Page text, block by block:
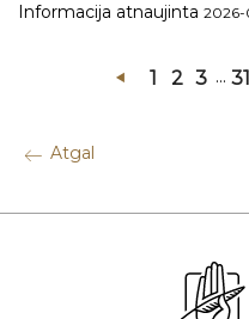
Informacija atnaujinta 2026-
1 2 3 ... 31
Atgal